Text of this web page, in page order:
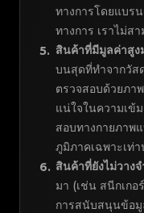
ทางการโดยแบร
ทางการ เราไม่ส
5. สินค้าที่มีมูลค่าสูง
บนสุดที่ทำจากวัส
ตรวจสอบด้วยภา
แน่ใจในความเข้
สอบทางกายภาพ
ภูมิภาคเฉพาะเท่
6. สินค้าที่ยังไม่วาง
มา (เช่น สนีกเก
การสนับสนุนข้อมู